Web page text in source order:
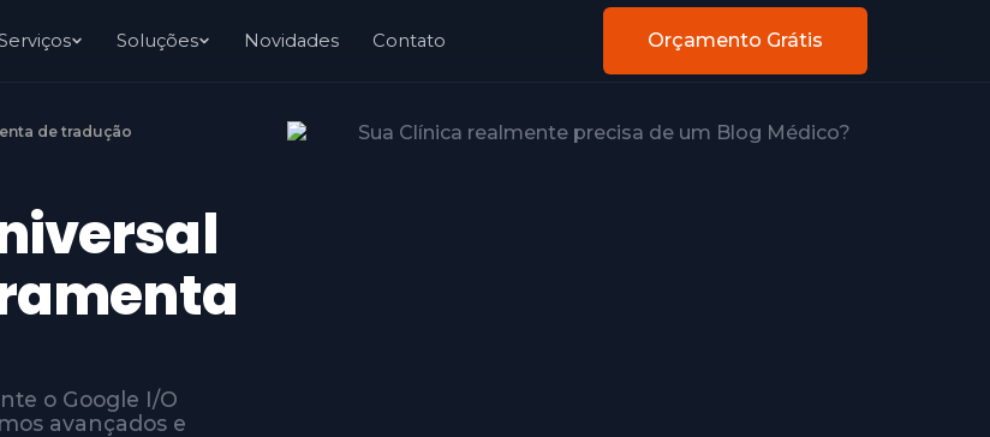
Soluções Novidades Contato Orçamento Grátis
de tradução
o Google I/O
avançados e